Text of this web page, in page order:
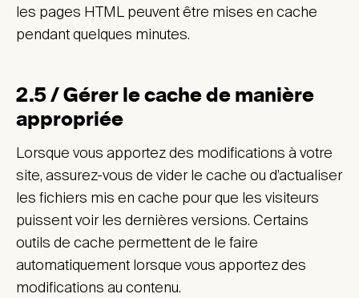
les pages HTML peuvent être mises en cache
pendant quelques minutes.
2.5 / Gérer le cache de manière
appropriée
Lorsque vous apportez des modifications à votre
site, assurez-vous de vider le cache ou d’actualiser
les fichiers mis en cache pour que les visiteurs
puissent voir les dernières versions. Certains
outils de cache permettent de le faire
automatiquement lorsque vous apportez des
modifications au contenu.